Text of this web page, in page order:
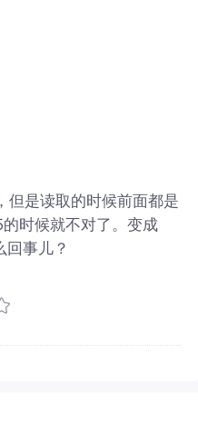
但是读取的时候前面都是
时候就不对了。变成
事儿？